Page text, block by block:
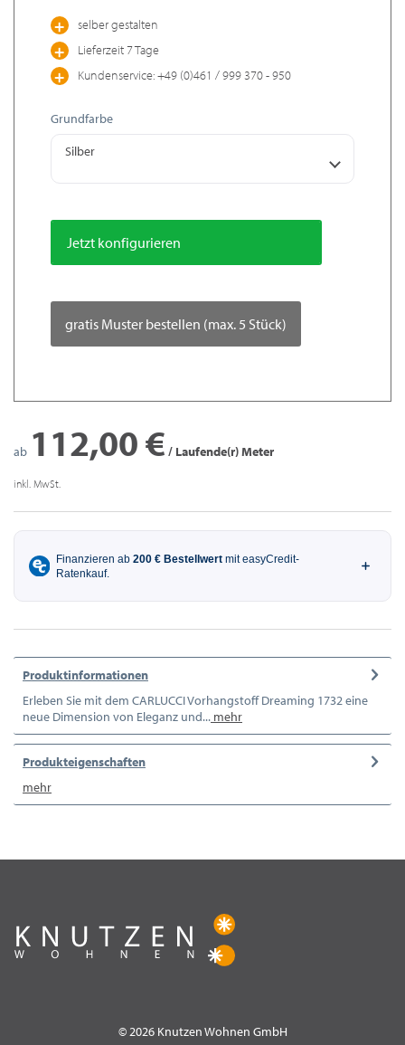
selber gestalten
Lieferzeit 7 Tage
Kundenservice: +49 (0)461 / 999 370 - 950
Grundfarbe
Silber
Jetzt konfigurieren
gratis Muster bestellen (max. 5 Stück)
ab 112,00 € / Laufende(r) Meter
inkl. MwSt.
Produktinformationen
Erleben Sie mit dem CARLUCCI Vorhangstoff Dreaming 1732 eine
neue Dimension von Eleganz und... mehr
Produkteigenschaften
mehr
© 2026 Knutzen Wohnen GmbH